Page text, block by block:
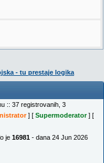
- tu prestaje logika
:: 37 registrovanih, 3
] [ Supermoderator] [
je 16981 - dana 24 Jun 2026